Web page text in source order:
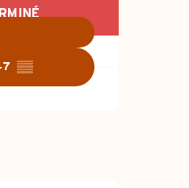
et
▒▒